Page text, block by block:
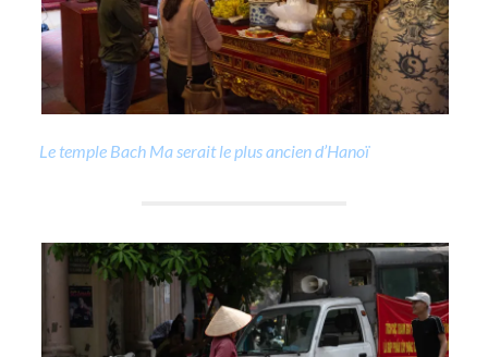
Le temple Bach Ma serait le plus ancien d’Hanoï